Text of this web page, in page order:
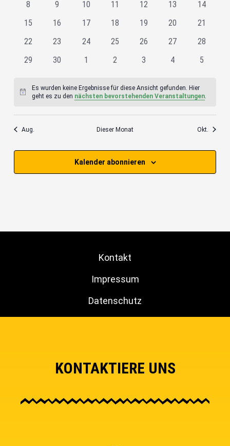
0
8
0
9
010
011
012
013
014
015
016
017
018
019
0
20
0
21
0
22
0
23
0
24
0
25
0
26
0
27
0
28
0
29
0
30
01
0
2
0
3
0
4
0
5
Hinweis
Es wurden keine Ergebnisse für diese Ansicht gefunden. Hier
geht es zu den nächsten bevorstehenden Veranstaltungen
Aug. Dieser Monat Okt.
Kalender abonnieren
Kontakt
Impressum
Datenschutz
KONTAKTIERE UNS